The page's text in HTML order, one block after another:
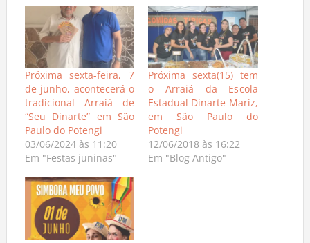
Próxima sexta-feira, 7
de junho, acontecerá o
tradicional Arraiá de
“Seu Dinarte” em São
Paulo do Potengi
03/06/2024 às 11:20
Em "Festas juninas"
Próxima sexta(15) tem
o Arraiá da Escola
Estadual Dinarte Mariz,
em São Paulo do
Potengi
12/06/2018 às 16:22
Em "Blog Antigo"